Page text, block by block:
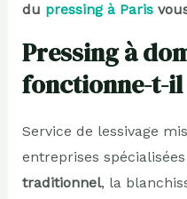
du pressing à Paris
Pressing à
fonctionne-t-il
Service de lessivage
entreprises
traditionnel, la